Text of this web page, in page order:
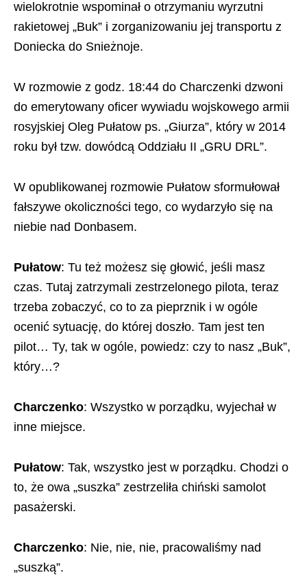
wielokrotnie wspominał o otrzymaniu wyrzutni
rakietowej „Buk” i zorganizowaniu jej transportu z
Doniecka do Snieżnoje.
W rozmowie z godz. 18:44 do Charczenki dzwoni
do emerytowany oficer wywiadu wojskowego armii
rosyjskiej Oleg Pułatow ps. „Giurza”, który w 2014
roku był tzw. dowódcą Oddziału II „GRU DRL”.
W opublikowanej rozmowie Pułatow sformułował
fałszywe okoliczności tego, co wydarzyło się na
niebie nad Donbasem.
Pułatow: Tu też możesz się głowić, jeśli masz
czas. Tutaj zatrzymali zestrzelonego pilota, teraz
trzeba zobaczyć, co to za pieprznik i w ogóle
ocenić sytuację, do której doszło. Tam jest ten
pilot… Ty, tak w ogóle, powiedz: czy to nasz „Buk”,
który…?
Charczenko: Wszystko w porządku, wyjechał w
inne miejsce.
Pułatow: Tak, wszystko jest w porządku. Chodzi o
to, że owa „suszka” zestrzeliła chiński samolot
pasażerski.
Charczenko: Nie, nie, nie, pracowaliśmy nad
„suszką”.